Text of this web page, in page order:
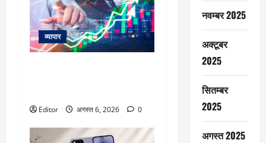
व्यापार
Editor अगस्त 6, 2026 0
नवम्बर 2025
अक्टूबर
2025
सितम्बर
2025
अगस्त 2025